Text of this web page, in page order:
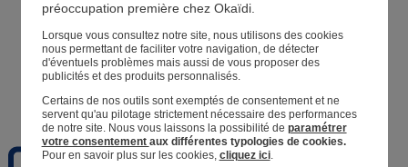
Mes informations
Suivre une commande
Panier
Favoris
préoccupation première chez Okaïdi.
Lorsque vous consultez notre site, nous utilisons des cookies
nous permettant de faciliter votre navigation, de détecter
d'éventuels problèmes mais aussi de vous proposer des
publicités et des produits personnalisés.
Certains de nos outils sont exemptés de consentement et ne
servent qu'au pilotage strictement nécessaire des performances
de notre site. Nous vous laissons la possibilité de paramétrer
votre consentement aux différentes typologies de cookies.
Pour en savoir plus sur les cookies, cliquez ici.